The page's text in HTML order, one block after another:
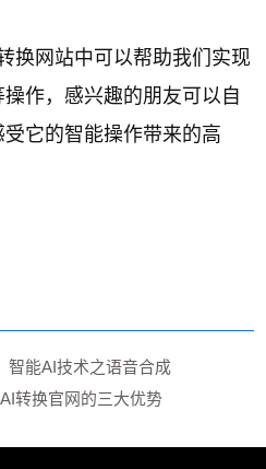
网站中可以帮助我们实现
作，感兴趣的朋友可以自
它的智能操作带来的高
智能AI技术之语音合成
转换官网的三大优势